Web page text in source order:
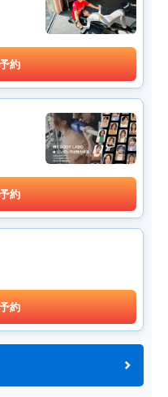
約
約
約